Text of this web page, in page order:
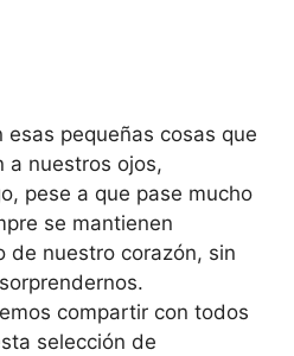
pequeñas cosas que
a nuestros ojos,
pese a que pase mucho
se mantienen
de nuestro corazón, sin
compartir con todos
selección de